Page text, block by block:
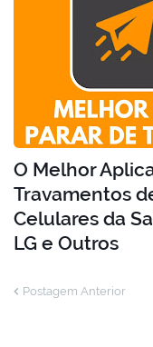
O Melhor
Travamentos
Celulares da
LG e Outros
Postagem Anterior